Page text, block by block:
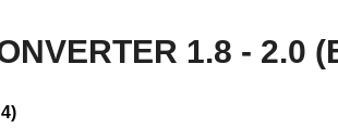
1.8 - 2.0